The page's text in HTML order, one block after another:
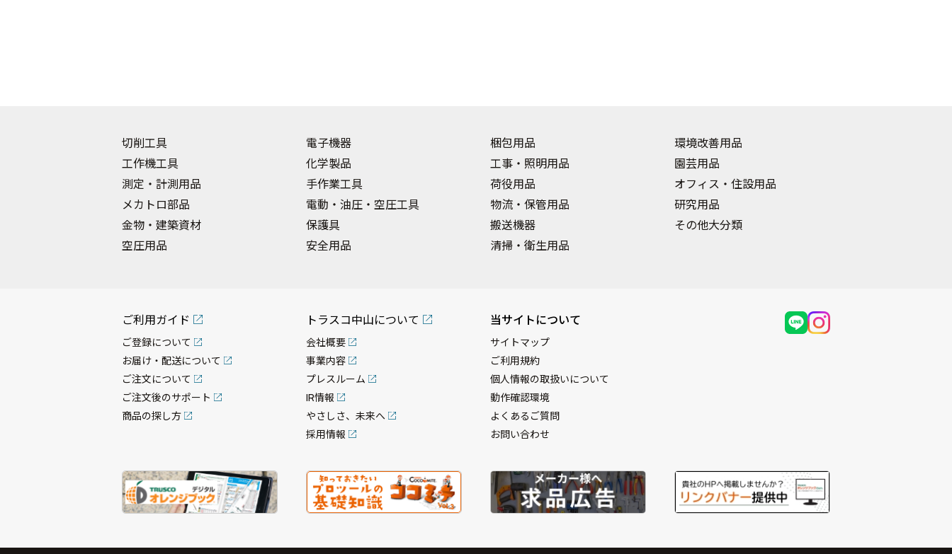
切削工具
工作機工具
測定・計測用品
メカトロ部品
金物・建築資材
空圧用品
電子機器
化学製品
手作業工具
電動・油圧・空圧工具
保護具
安全用品
梱包用品
工事・照明用品
荷役用品
物流・保管用品
搬送機器
清掃・衛生用品
環境改善用品
園芸用品
オフィス・住設用品
研究用品
その他大分類
ご利用ガイド
ご登録について
お届け・配送について
ご注文について
ご注文後のサポート
商品の探し方
トラスコ中山について
会社概要
事業内容
プレスルーム
IR情報
やさしさ、未来へ
採用情報
当サイトについて
サイトマップ
ご利用規約
個人情報の取扱いについて
動作確認環境
よくあるご質問
お問い合わせ